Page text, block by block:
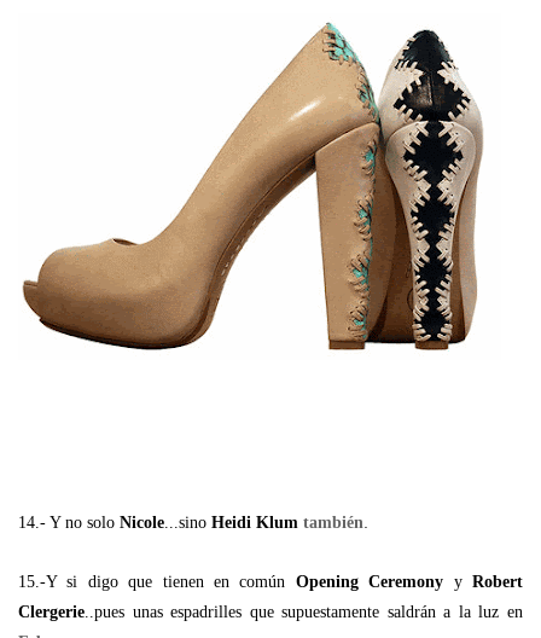
14.- Y no solo Nicole ...sino Heidi Klum también.
15.-Y si digo que tienen en común Opening Ceremony yRobert
Clergerie ..pues unas espadrilles que supuestamente saldrán a la luz en